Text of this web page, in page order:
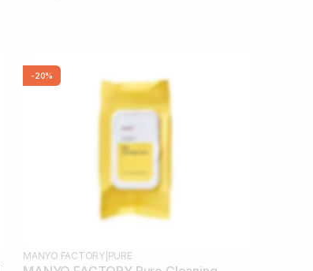
-20%
MANYO FACTORY| PURE